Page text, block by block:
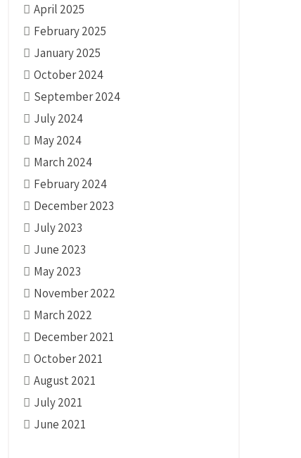
April 2025
February 2025
January 2025
October 2024
September 2024
July 2024
May 2024
March 2024
February 2024
December 2023
July 2023
June 2023
May 2023
November 2022
March 2022
December 2021
October 2021
August 2021
July 2021
June 2021